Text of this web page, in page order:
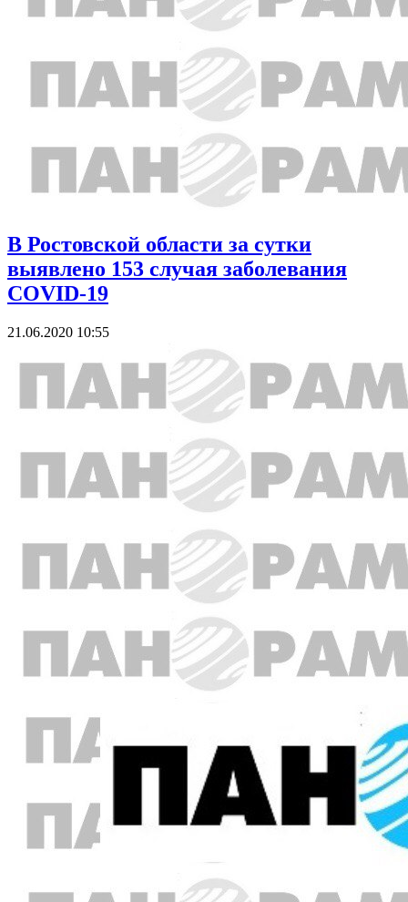
В Ростовской области за сутки
выявлено 153 случая заболевания
COVID-19
21.06.2020 10:55